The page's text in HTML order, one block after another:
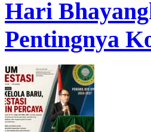
Hari
Pentingnya